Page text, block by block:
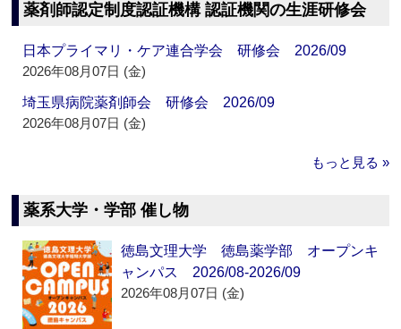
薬剤師認定制度認証機構 認証機関の生涯研修会
日本プライマリ・ケア連合学会 研修会 2026/09
2026年08月07日 (金)
埼玉県病院薬剤師会 研修会 2026/09
2026年08月07日 (金)
もっと見る »
薬系大学・学部 催し物
徳島文理大学 徳島薬学部 オープンキ
ャンパス 2026/08-2026/09
2026年08月07日 (金)